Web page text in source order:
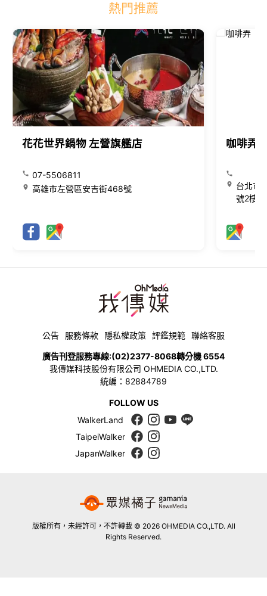
熱門推薦
花花世界鍋物 左營旗艦店
07-5506811
高雄市左營區安吉街468號
咖啡弄
台北市
號2樓
公告 服務條款 隱私權政策 評鑑規範 聯絡客服
廣告刊登服務專線:(02)2377-8068轉分機 6554
我傳媒科技股份有限公司 OHMEDIA CO.,LTD.
統編：82884789
FOLLOW US
WalkerLand
TaipeiWalker
JapanWalker
版權所有，未經許可，不許轉載 © 2026 OHMEDIA CO.,LTD. All
Rights Reserved.